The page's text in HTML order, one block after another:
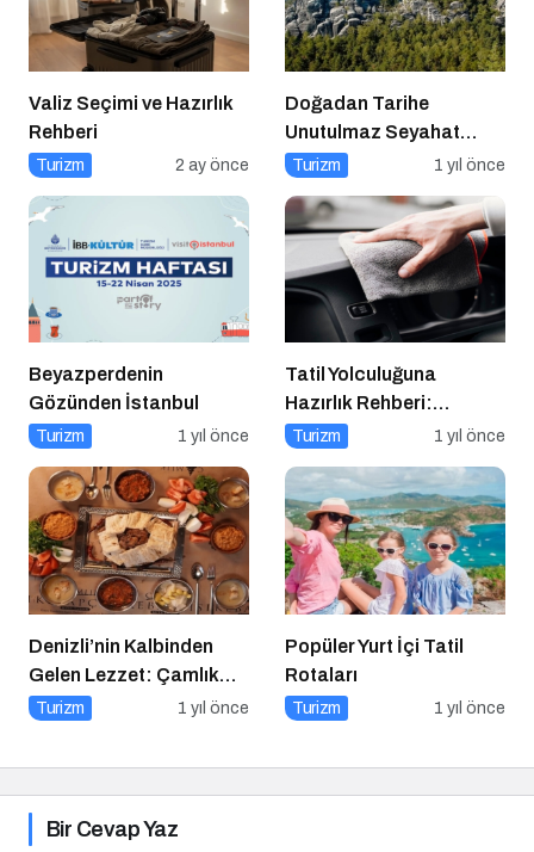
Valiz Seçimi ve Hazırlık
Rehberi
Turizm 2 ay önce
Doğadan Tarihe
Unutulmaz Seyahat
Önerileri
Turizm 1 yıl önce
Beyazperdenin
Gözünden İstanbul
Turizm 1 yıl önce
Tatil Yolculuğuna
Hazırlık Rehberi:
Aracınız İçin Almanız
Turizm 1 yıl önce
Denizli’nin Kalbinden
Gelen Lezzet: Çamlık
Denizli Kebapçısı
Turizm 1 yıl önce
Popüler Yurt İçi Tatil
Rotaları
Turizm 1 yıl önce
Bir Cevap Yaz